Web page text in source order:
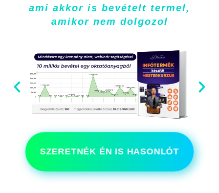
ami akkor is bevételt termel,
amikor nem dolgozol
SZERETNÉK ÉN IS HASONLÓT